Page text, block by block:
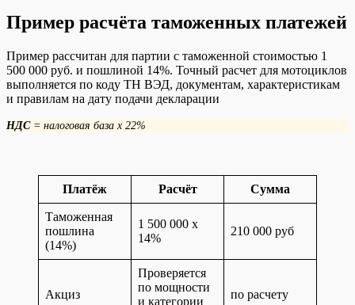
Пример расчёта таможенных платежей
Пример рассчитан для партии с таможенной стоимостью 1
500 000 руб. и пошлиной 14%. Точный расчет для мотоциклов
выполняется по коду ТН ВЭД, документам, характеристикам
и правилам на дату подачи декларации
НДС= налоговая база x 22%
Платёж Расчёт Сумма
Таможенная
пошлина
(14%)
1 500 000 x
14%
210 000 руб
Акциз
Проверяется
по мощности
и категории
по расчету